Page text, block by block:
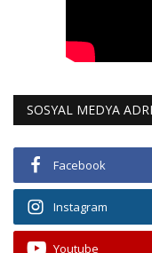
SOSYAL MEDYA
Facebook
Instagram
Youtube